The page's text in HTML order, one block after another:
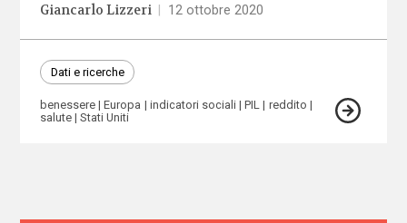
Giancarlo Lizzeri 12 ottobre 2020
Dati e ricerche
benessere Europa indicatori sociali PIL
reddito
salute
Stati Uniti